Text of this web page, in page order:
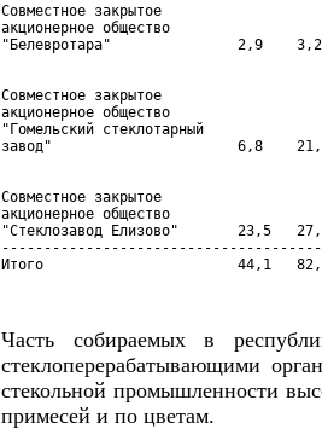
Совместное закрытое
акционерное общество
Совместное закрытое
акционерное общество
"Гомельский стеклотарный
Совместное закрытое
акционерное общество
"Стеклозавод Елизово"       23,5
Итого                       44,1   82,5
Часть собираемых в
стеклоперерабатывающими
стекольной промышленности
примесей и по цветам.